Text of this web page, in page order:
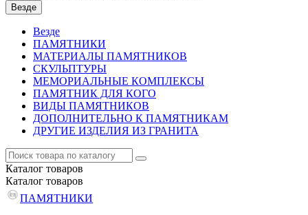
Везде
Везде
ПАМЯТНИКИ
МАТЕРИАЛЫ ПАМЯТНИКОВ
СКУЛЬПТУРЫ
МЕМОРИАЛЬНЫЕ КОМПЛЕКСЫ
ПАМЯТНИК ДЛЯ КОГО
ВИДЫ ПАМЯТНИКОВ
ДОПОЛНИТЕЛЬНО К ПАМЯТНИКАМ
ДРУГИЕ ИЗДЕЛИЯ ИЗ ГРАНИТА
Каталог товаров
Каталог товаров
ПАМЯТНИКИ